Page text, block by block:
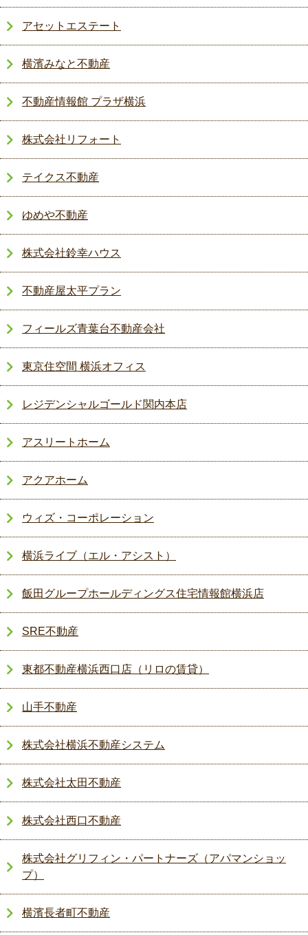
アセットエステート
横濱みなと不動産
不動産情報館 プラザ横浜
株式会社リフォート
テイクス不動産
ゆめや不動産
株式会社鈴幸ハウス
不動産屋太平プラン
フィールズ青葉台不動産会社
東京住空間 横浜オフィス
レジデンシャルゴールド関内本店
アスリートホーム
アクアホーム
ウィズ・コーポレーション
横浜ライブ（エル・アシスト）
飯田グループホールディングス住宅情報館横浜店
SRE不動産
東都不動産横浜西口店（リロの賃貸）
山手不動産
株式会社横浜不動産システム
株式会社太田不動産
株式会社西口不動産
株式会社グリフィン・パートナーズ（アパマンショッ
プ）
横濱長者町不動産